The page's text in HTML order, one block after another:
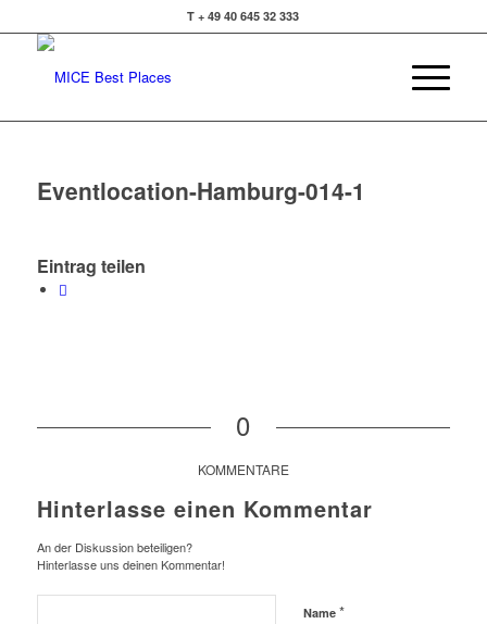
T + 49 40 645 32 333
Eventlocation-Hamburg-014-1
Eintrag teilen
0
KOMMENTARE
Hinterlasse einen Kommentar
An der Diskussion beteiligen?
Hinterlasse uns deinen Kommentar!
Name *